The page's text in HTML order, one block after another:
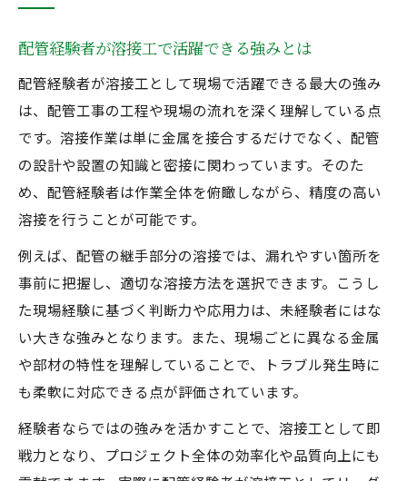
溶接工求人で配管経験が評価される背景
溶接工資格取得で広がるキャリアパス
現場の声から学ぶ溶接工キャリア形成
配管経験者の溶接工が語る現場のやりがい
溶接好きが現場で直面する課題と対応策
溶接工の職業病と健康管理のリアルな声
配管経験を活かしたキャリアアップ体験談
転職で生かす配管経験と溶接技術の融合
配管経験者が溶接工に転職するメリット
溶接好きが転職で求められる技術力とは
配管経験と溶接資格取得の相乗効果とは
求人市場で注目される配管経験者の強み
溶接工転職後のキャリアパスを解説
配管経験者が溶接工で活躍できる強みとは
配管経験者が溶接工として現場で活躍できる最大の強み
は、配管工事の工程や現場の流れを深く理解している点
です。溶接作業は単に金属を接合するだけでなく、配管
の設計や設置の知識と密接に関わっています。そのた
め、配管経験者は作業全体を俯瞰しながら、精度の高い
溶接を行うことが可能です。
例えば、配管の継手部分の溶接では、漏れやすい箇所を
事前に把握し、適切な溶接方法を選択できます。こうし
た現場経験に基づく判断力や応用力は、未経験者にはな
い大きな強みとなります。また、現場ごとに異なる金属
や部材の特性を理解していることで、トラブル発生時に
も柔軟に対応できる点が評価されています。
経験者ならではの強みを活かすことで、溶接工として即
戦力となり、プロジェクト全体の効率化や品質向上にも